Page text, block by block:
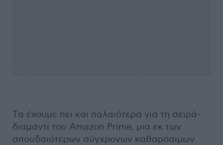
Tα έχουμε πει και παλαιότερα για τη σειρά-
διαμάντι του Amazon Prime, μια εκ των
σπουδαιότερων σύγχρονων καθαρόαιμων